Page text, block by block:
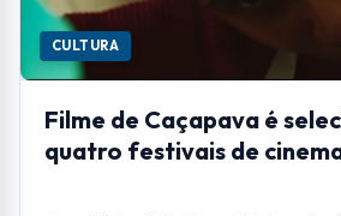
CULTURA
Filme de Caçapava é
quatro festivais de